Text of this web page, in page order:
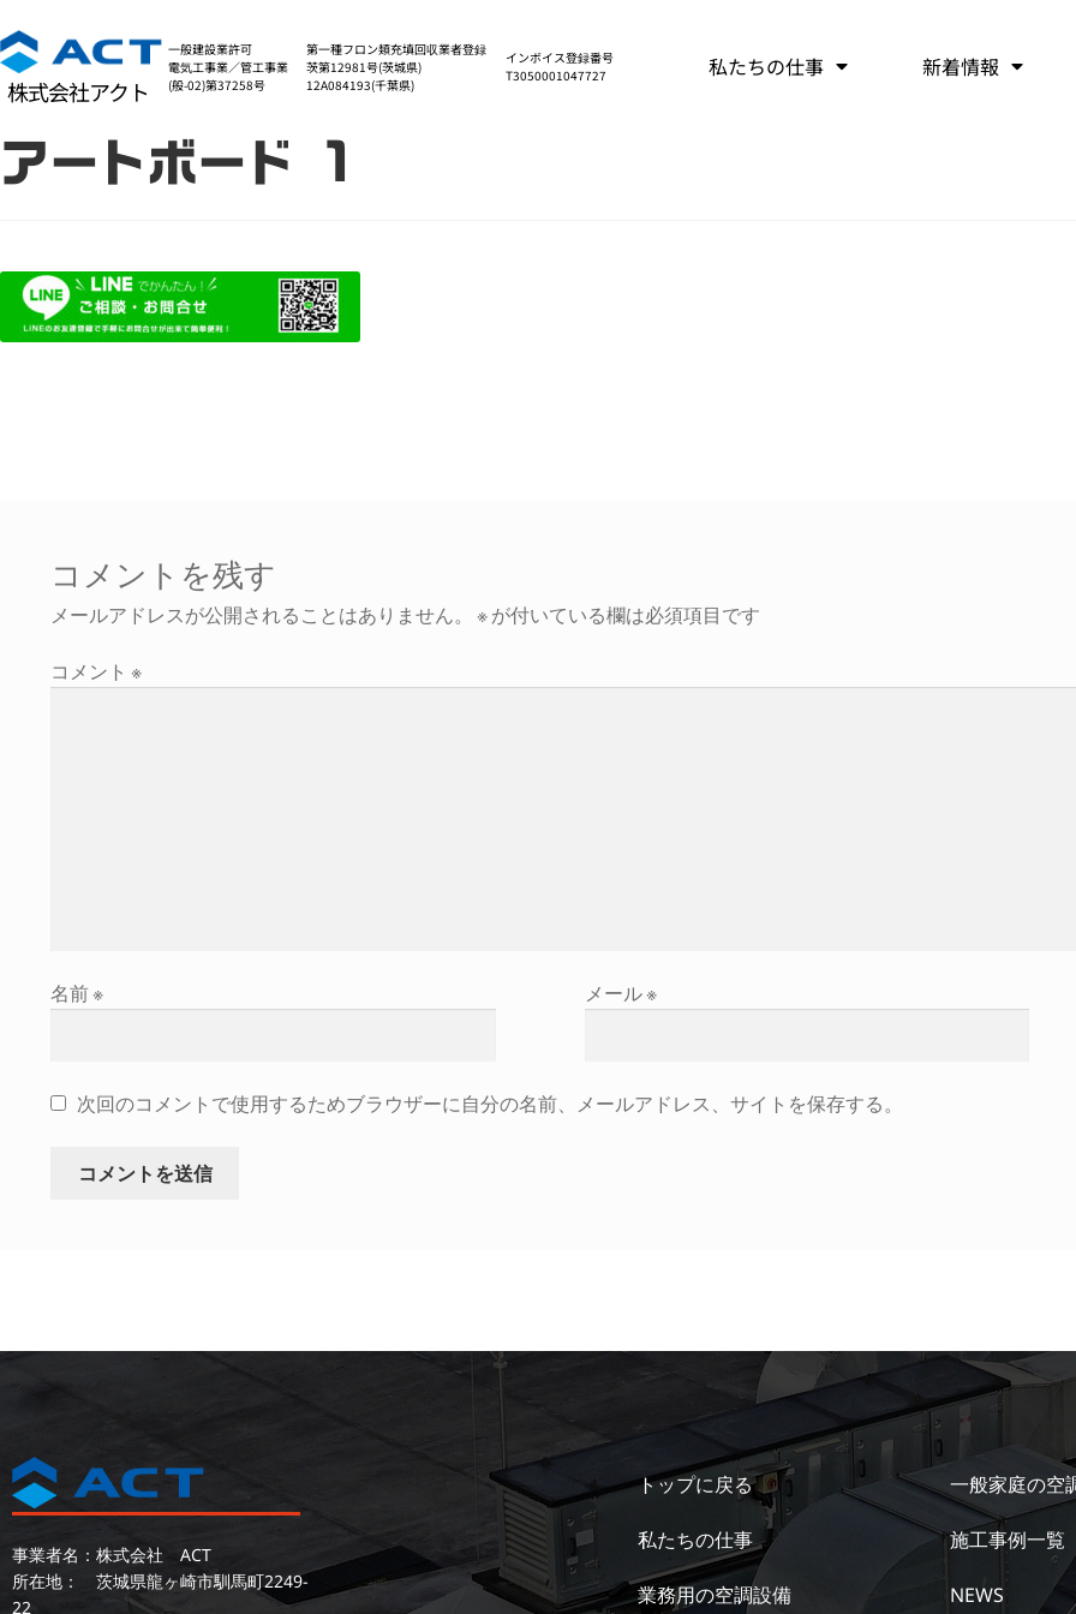
株式会社アクト
一般建設業許可
電気工事業／管工事業
(般-02)第37258号
第一種フロン類充填回収業者登録
茨第12981号(茨城県)
12A084193(千葉県)
インボイス登録番号
T3050001047727
私たちの仕事 新着情報
アートボード 1
コメントを残す
メールアドレスが公開されることはありません。 ※が付いている欄は必須項目です
コメント ※
名前※ メール※
次回のコメントで使用するためブラウザーに自分の名前、メールアドレス、サイトを保存する。
事業者名：株式会社 ACT
所在地： 茨城県龍ヶ崎市馴馬町2249-
22
トップに戻る
私たちの仕事
業務用の空調設備
一般家庭の空
施工事例一覧
NEWS